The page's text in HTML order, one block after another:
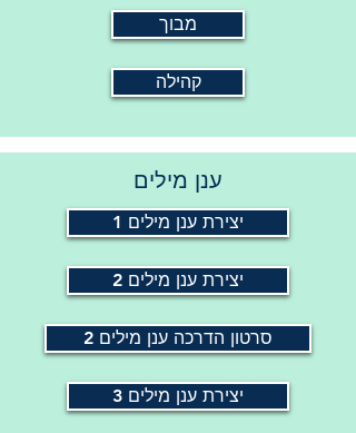
מבוך
קהילה
ענן מילים
יצירת ענן מילים 1
יצירת ענן מילים 2
סרטון הדרכה ענן מילים 2
יצירת ענן מילים 3